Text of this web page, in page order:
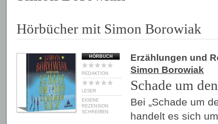
Hörbücher mit Simon Borowiak
HÖRBUCH
REDAKTION
LESER
EIGENE
REZENSION
SCHREIBEN
Erzählungen und
Simon Borowiak
Schade um
Bei „Schade um
handelt es sich